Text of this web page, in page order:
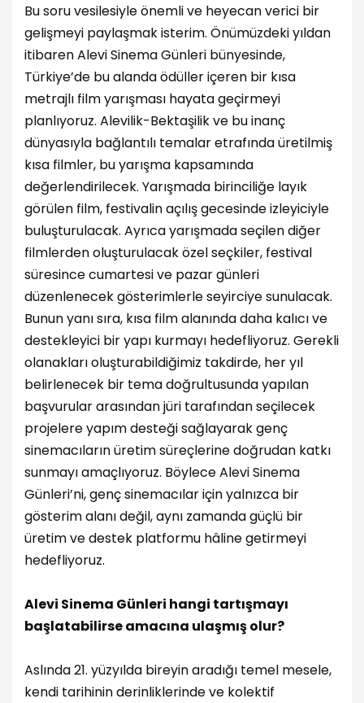
Bu soru vesilesiyle önemli ve heyecan verici bir
gelişmeyi paylaşmak isterim. Önümüzdeki yıldan
itibaren Alevi Sinema Günleri bünyesinde,
Türkiye’de bu alanda ödüller içeren bir kısa
metrajlı film yarışması hayata geçirmeyi
planlıyoruz. Alevilik-Bektaşilik ve bu inanç
dünyasıyla bağlantılı temalar etrafında üretilmiş
kısa filmler, bu yarışma kapsamında
değerlendirilecek. Yarışmada birinciliğe layık
görülen film, festivalin açılış gecesinde izleyiciyle
buluşturulacak. Ayrıca yarışmada seçilen diğer
filmlerden oluşturulacak özel seçkiler, festival
süresince cumartesi ve pazar günleri
düzenlenecek gösterimlerle seyirciye sunulacak.
Bunun yanı sıra, kısa film alanında daha kalıcı ve
destekleyici bir yapı kurmayı hedefliyoruz. Gerekli
olanakları oluşturabildiğimiz takdirde, her yıl
belirlenecek bir tema doğrultusunda yapılan
başvurular arasından jüri tarafından seçilecek
projelere yapım desteği sağlayarak genç
sinemacıların üretim süreçlerine doğrudan katkı
sunmayı amaçlıyoruz. Böylece Alevi Sinema
Günleri’ni, genç sinemacılar için yalnızca bir
gösterim alanı değil, aynı zamanda güçlü bir
üretim ve destek platformu hâline getirmeyi
hedefliyoruz.
Alevi Sinema Günleri hangi tartışmayı
başlatabilirse amacına ulaşmış olur?
Aslında 21. yüzyılda bireyin aradığı temel mesele,
kendi tarihinin derinliklerinde ve kolektif